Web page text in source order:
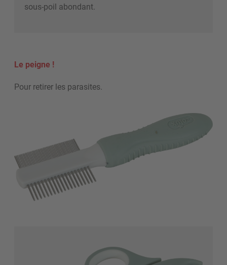
sous-poil abondant.
Le peigne !
Pour retirer les parasites.